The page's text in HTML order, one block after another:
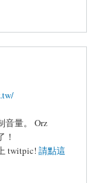
音量。 Orz
！
twitpic! 請點這